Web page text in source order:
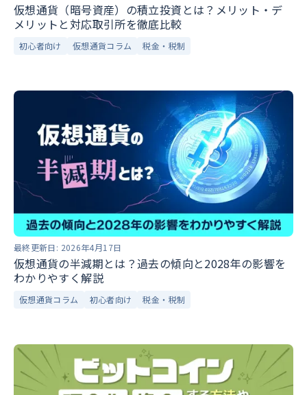
仮想通貨（暗号資産）の積立投資とは？メリット・デ
メリットと対応取引所を徹底比較
初心者向け 仮想通貨コラム 税金・税制
最終更新日: 2026年4月17日
仮想通貨の半減期とは？過去の傾向と2028年の影響を
わかりやすく解説
仮想通貨コラム 初心者向け 税金・税制